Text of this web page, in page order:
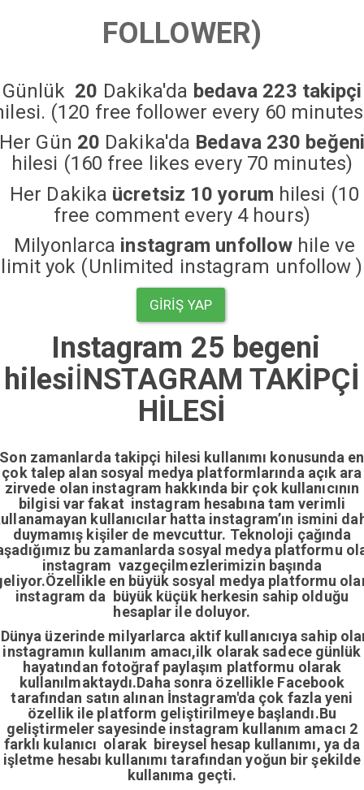
FOLLOWER)
Günlük 20 Dakika'da bedava 223 takipçi
(120 free follower every 60
Her Gün 20 Dakika'da Bedava 230 beğeni
hilesi (160 free likes every 70 minutes)
Her Dakika ücretsiz 10 yorum hilesi (10
free comment every 4 hours)
Milyonlarca instagram unfollow hile ve
limit yok (Unlimited instagram unfollow )
GIRIŞ YAP
Instagram 25 begeni
hilesiİNSTAGRAM TAKİPÇİ
HİLESİ
Son zamanlarda takipçi hilesi kullanımı konusunda en
çok talep alan sosyal medya platformlarında açık ara
zirvede olan instagram hakkında bir çok kullanıcının
bilgisi var fakat instagram hesabına tam verimli
kullanıcılar hatta instagram’ın ismini
duymamış kişiler de mevcuttur. Teknoloji çağında
bu zamanlarda sosyal medya platformu
instagram vazgeçilmezlerimizin başında
en büyük sosyal medya platformu
instagram da büyük küçük herkesin sahip olduğu
hesaplar ile doluyor.
üzerinde milyarlarca aktif kullanıcıya sahip
instagramın kullanım amacı,ilk olarak sadece günlük
hayatından fotoğraf paylaşım platformu olarak
kullanılmaktaydı.Daha sonra özellikle Facebook
tarafından satın alınan İnstagram'da çok fazla yeni
özellik ile platform geliştirilmeye başlandı.Bu
geliştirmeler sayesinde instagram kullanım amacı 2
farklı kulanıcı olarak bireysel hesap kullanımı, ya da
işletme hesabı kullanımı tarafından yoğun bir şekilde
kullanıma geçti.